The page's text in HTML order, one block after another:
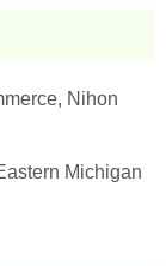
Nihon
Michigan